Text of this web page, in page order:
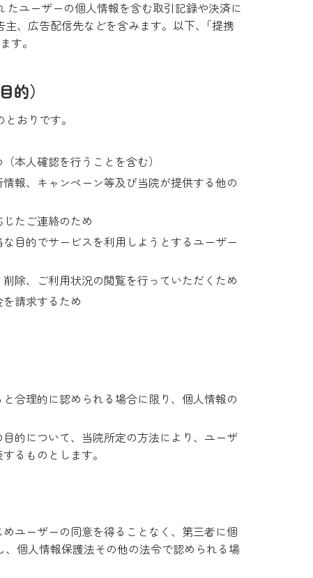
ユーザーの個人情報を含む取引記録や決済に
、広告配信先などを含みます。以下、｢提携
す。
的）
おりです。
本人確認を行うことを含む）
報、キャンペーン等及び当院が提供する他の
たご連絡のため
目的でサービスを利用しようとするユーザー
除、ご利用状況の閲覧を行っていただくため
請求するため
合理的に認められる場合に限り、個人情報の
的について、当院所定の方法により、ユーザ
るものとします。
ユーザーの同意を得ることなく、第三者に個
個人情報保護法その他の法令で認められる場